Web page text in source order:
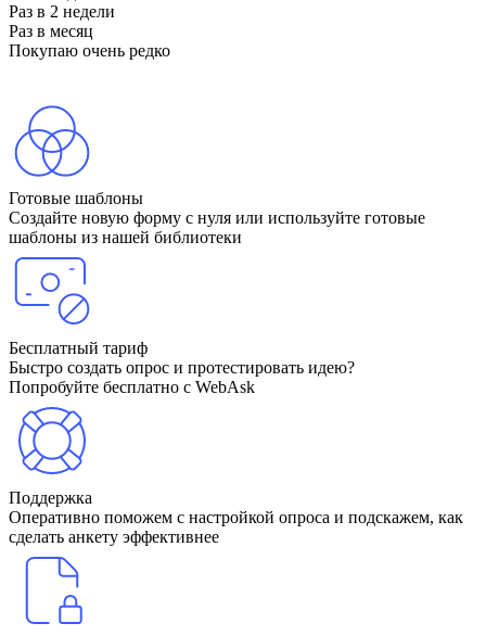
Раз в 2 недели
Раз в месяц
Покупаю очень редко
Готовые шаблоны
Создайте новую форму с нуля или используйте готовые
шаблоны из нашей библиотеки
Бесплатный тариф
Быстро создать опрос и протестировать идею?
Попробуйте бесплатно с WebAsk
Поддержка
Оперативно поможем с настройкой опроса и подскажем, как
сделать анкету эффективнее